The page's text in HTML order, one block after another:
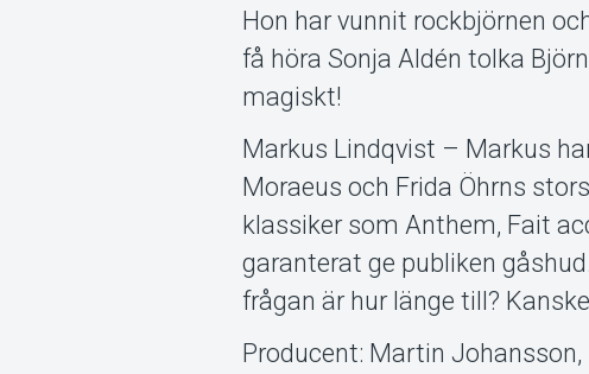
Hon har vunnit rockbjörnen
få höra Sonja Aldén tolka
magiskt!
Markus Lindqvist – Markus
Moraeus och Frida Öhrns
klassiker som Anthem, Fait
garanterat ge publiken
frågan är hur länge till?
Producent: Martin